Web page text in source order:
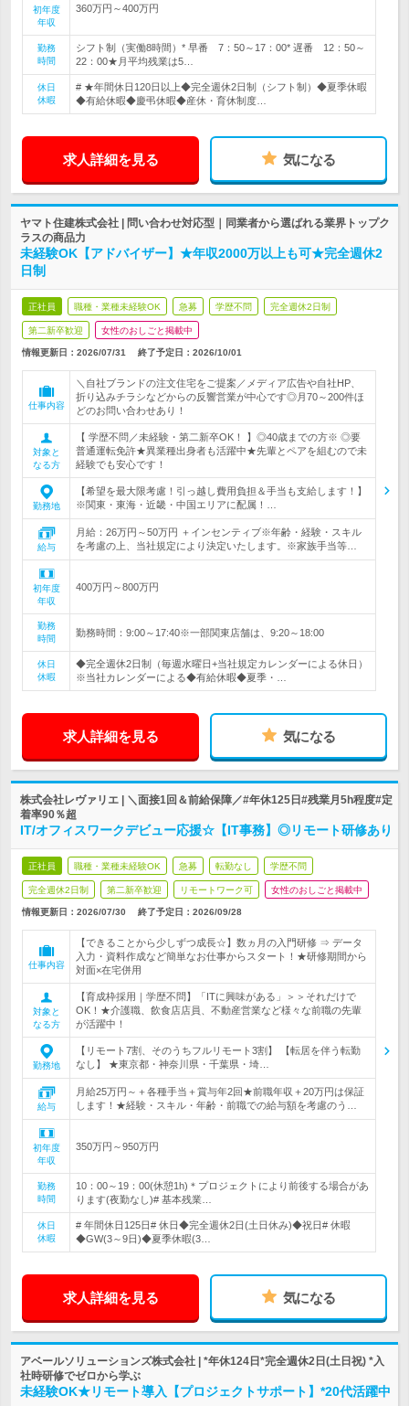
初年度
年収
360万円～400万円
勤務
時間
シフト制（実働8時間）* 早番 7：50～17：00* 遅番 12：50～
22：00★月平均残業は5…
休日
休暇
# ★年間休日120日以上◆完全週休2日制（シフト制）◆夏季休暇
◆有給休暇◆慶弔休暇◆産休・育休制度…
求人詳細を見る 気になる
ヤマト住建株式会社 | 問い合わせ対応型｜同業者から選ばれる業界トップク
ラスの商品力
未経験OK【アドバイザー】★年収2000万以上も可★完全週休2
日制
正社員 職種・業種未経験OK 急募 学歴不問 完全週休2日制
第二新卒歓迎 女性のおしごと掲載中
情報更新日：2026/07/31 終了予定日： 2026/10/01
仕事内容
＼自社ブランドの注文住宅をご提案／メディア広告や自社HP、
折り込みチラシなどからの反響営業が中心です◎月70～200件ほ
どのお問い合わせあり！
対象と
なる方
【 学歴不問／未経験・第二新卒OK！ 】◎40歳までの方※ ◎要
普通運転免許★異業種出身者も活躍中★先輩とペアを組むので未
経験でも安心です！
勤務地
【希望を最大限考慮！引っ越し費用負担＆手当も支給します！】
※関東・東海・近畿・中国エリアに配属！…
給与
月給：26万円～50万円 ＋インセンティブ※年齢・経験・スキル
を考慮の上、当社規定により決定いたします。※家族手当等…
初年度
年収
400万円～800万円
勤務
時間
勤務時間：9:00～17:40※一部関東店舗は、9:20～18:00
休日
休暇
◆完全週休2日制（毎週水曜日+当社規定カレンダーによる休日）
※当社カレンダーによる◆有給休暇◆夏季・…
求人詳細を見る 気になる
株式会社レヴァリエ | ＼面接1回＆前給保障／#年休125日#残業月5h程度#定
着率90％超
IT/オフィスワークデビュー応援☆【IT事務】◎リモート研修あり
正社員 職種・業種未経験OK 急募 転勤なし 学歴不問
完全週休2日制 第二新卒歓迎 リモートワーク可 女性のおしごと掲載中
情報更新日：2026/07/30 終了予定日： 2026/09/28
仕事内容
【できることから少しずつ成長☆】数ヵ月の入門研修 ⇒ データ
入力・資料作成など簡単なお仕事からスタート！★研修期間から
対面×在宅併用
対象と
なる方
【育成枠採用｜学歴不問】「ITに興味がある」＞＞それだけで
OK！★介護職、飲食店店員、不動産営業など様々な前職の先輩
が活躍中！
勤務地
【リモート7割、そのうちフルリモート3割】 【転居を伴う転勤
なし】 ★東京都・神奈川県・千葉県・埼…
給与
月給25万円～＋各種手当＋賞与年2回★前職年収＋20万円は保証
します！★経験・スキル・年齢・前職での給与額を考慮のう…
初年度
年収
350万円～950万円
勤務
時間
10：00～19：00(休憩1h)＊プロジェクトにより前後する場合があ
ります(夜勤なし)# 基本残業…
休日
休暇
# 年間休日125日# 休日◆完全週休2日(土日休み)◆祝日# 休暇
◆GW(3～9日)◆夏季休暇(3…
求人詳細を見る 気になる
アベールソリューションズ株式会社 | *年休124日*完全週休2日(土日祝) *入
社時研修でゼロから学ぶ
未経験OK★リモート導入【プロジェクトサポート】*20代活躍中